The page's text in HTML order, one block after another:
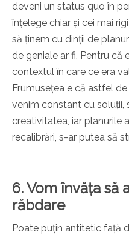
deveni un status quo în
înțelege chiar și cei mai
să ținem cu dinții de
de geniale ar fi. Pentru că
contextul în care ce era
Frumusețea e că astfel
venim constant cu
creativitatea, iar planurile
recalibrări, s-ar putea să
6. Vom învăța să
răbdare
Poate puțin antitetic față